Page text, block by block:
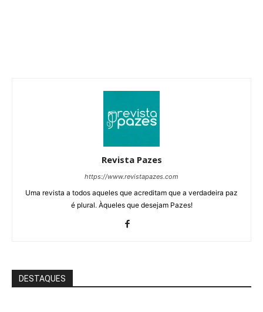
Revista Pazes
https://www.revistapazes.com
Uma revista a todos aqueles que acreditam que a verdadeira paz
é plural. Àqueles que desejam Pazes!
DESTAQUES